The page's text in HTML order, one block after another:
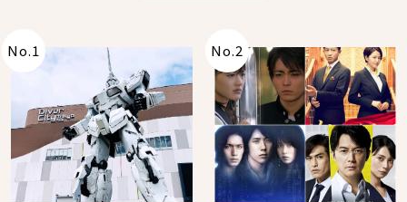
No.1 No.2